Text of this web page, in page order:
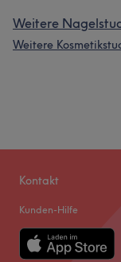
Weitere
Weitere
Kontakt
Kunden-Hilfe